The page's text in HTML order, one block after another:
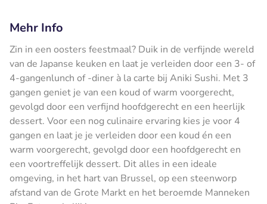
Mehr Info
Zin in een oosters feestmaal? Duik in de verfijnde wereld
van de Japanse keuken en laat je verleiden door een 3- of
4-gangenlunch of -diner à la carte bij Aniki Sushi. Met 3
gangen geniet je van een koud of warm voorgerecht,
gevolgd door een verfijnd hoofdgerecht en een heerlijk
dessert. Voor een nog culinaire ervaring kies je voor 4
gangen en laat je je verleiden door een koud én een
warm voorgerecht, gevolgd door een hoofdgerecht en
een voortreffelijk dessert. Dit alles in een ideale
omgeving, in het hart van Brussel, op een steenworp
afstand van de Grote Markt en het beroemde Manneken